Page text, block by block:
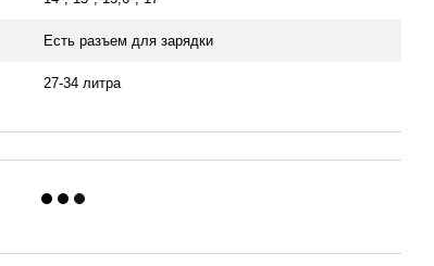
Есть разъем для зарядки
27-34 литра